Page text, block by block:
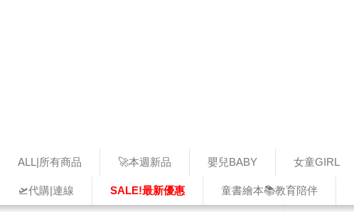
ALL|所有商品 🚀本週新品 嬰兒BABY 女童GIRL
🛫代購|連線 SALE!最新優惠 童書繪本📚教育陪伴